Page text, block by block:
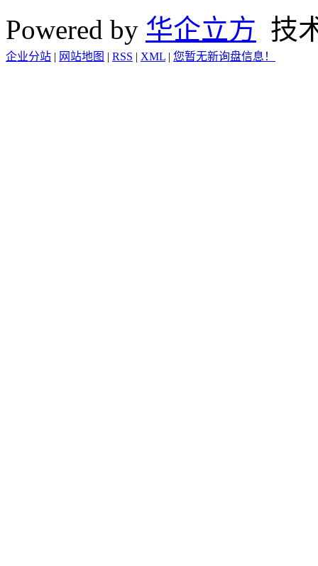
Powered by 华企立方 技
企业分站 | 网站地图 | RSS | XML | 您暂无新询盘信息！